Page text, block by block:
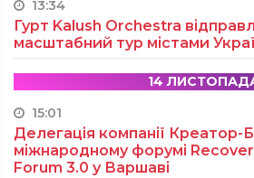
13:34
Гурт Kalush Orchestra
масштабний тур містами
14
15:01
Делегація компанії Креатор-
міжнародному форумі
Forum 3.0 у Варшаві